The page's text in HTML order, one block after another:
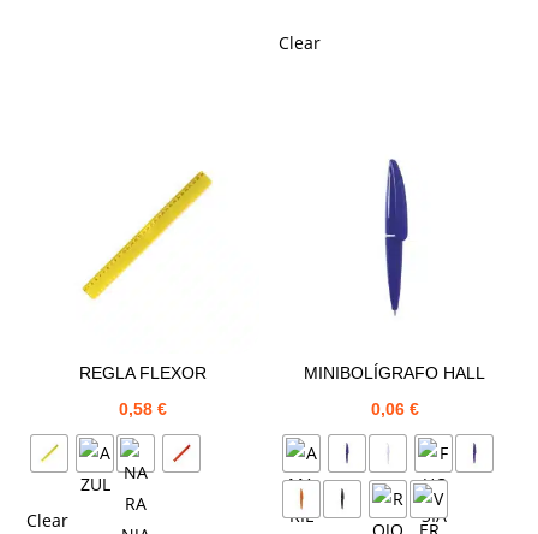
Clear
REGLA FLEXOR
0,58€
Clear
MINIBOLÍGRAFO HALL
0,06 €